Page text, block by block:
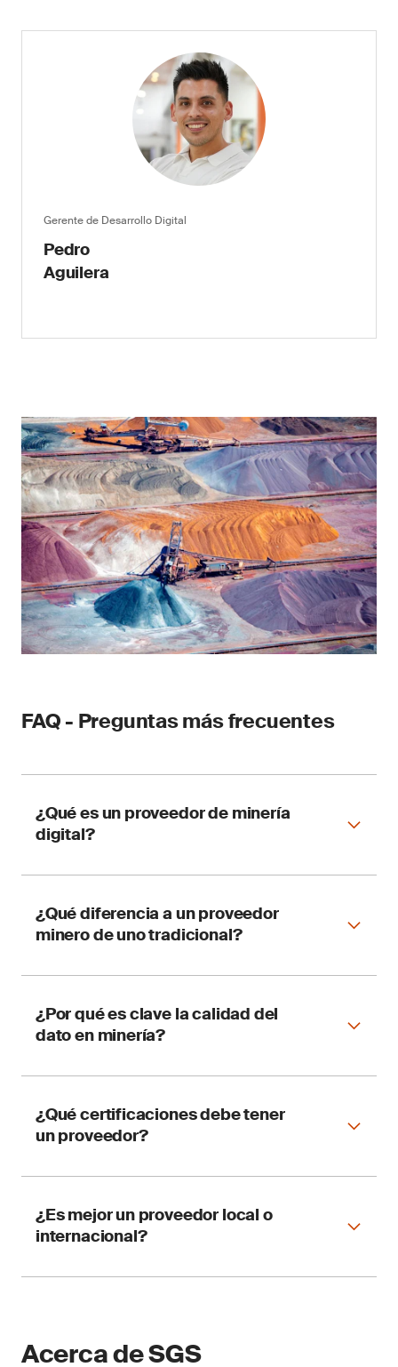
Gerente de Desarrollo Digital
Pedro
Aguilera
FAQ - Preguntas más frecuentes
¿Qué es un proveedor de minería
digital?
tecnológicas para integrar datos, automatizar
procesos y mejorar la toma de decisiones en
¿Qué diferencia a un proveedor
minero de uno tradicional?
condiciones operativas extremas y
cumplimiento normativo específico.
¿Por qué es clave la calidad del
dato en minería?
se basan en esos datos. Un error puede
generar pérdidas económicas.
¿Qué certificaciones debe tener
un proveedor?
incluyen estándares de calidad, seguridad y
ciberseguridad.
¿Es mejor un proveedor local o
internacional?
Acerca de SGS